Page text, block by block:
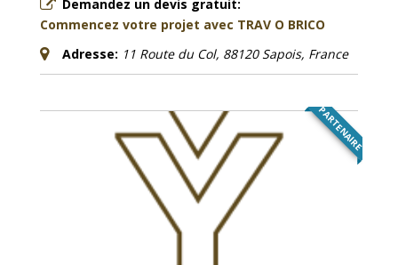
Demandez un devis gratuit:
Commencez votre projet avec TRAV O BRICO
Adresse: 11 Route du Col, 88120 Sapois, France
PARTENAIRE